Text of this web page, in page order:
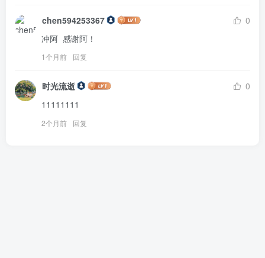
chen594253367
0
冲阿  感谢阿！
1个月前 回复
时光流逝
0
11111111
2个月前 回复